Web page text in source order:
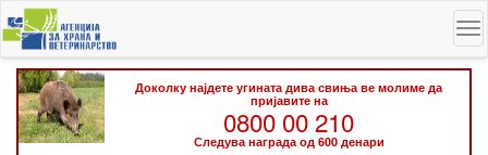
Skip
to
main
content
Доколку најдете угината дива свиња ве молиме да
пријавите на
0800 00 210
Следува награда од 600 денари